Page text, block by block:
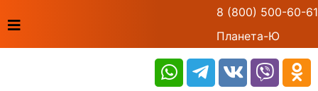
8 (800) 500-60-61
Планета-Ю